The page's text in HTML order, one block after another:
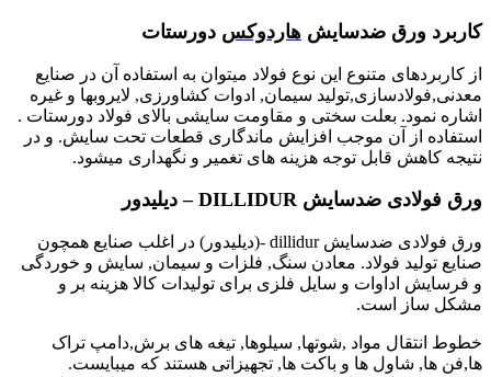
کاربرد ورق ضدسایش هاردوکس دورستات
از کاربردهای متنوع این نوع فولاد میتوان به استفاده آن در صنایع
معدنی,فولادسازی,تولید سیمان, ادوات کشاورزی, لایروبها و غیره
اشاره نمود. بعلت سختی و مقاومت سایشی بالای فولاد دورستات .
استفاده از آن موجب افزایش ماندگاری قطعات تحت سایش. و در
نتیجه کاهش قابل توجه هزینه های تغمیر و نگهداری میشود.
ورق فولادی ضدسایش DILLIDUR – دیلیدور
ورق فولادی ضدسایش dillidur -(دیلیدور) در اغلب صنایع همچون
صنایع تولید فولاد. معادن سنگ, فلزات و سیمان, سایش و خوردگی
و فرسایش اداوات و سایل فلزی برای تولیدات کالا هزینه بر و
مشکل ساز است.
خطوط انتقال مواد ,شوتها, سیلوها, تیغه های برش,دامپ تراک
ها,فن ها, شاول ها و باکت ها, تجهیزاتی هستند که میبایست.